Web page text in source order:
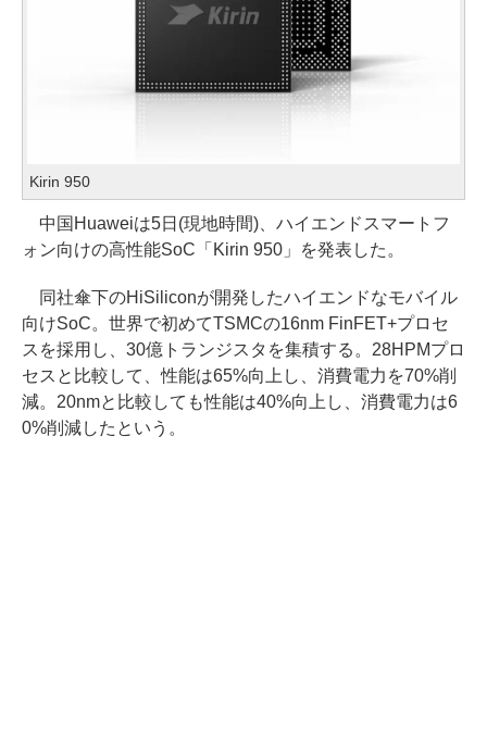
Kirin 950
中国Huaweiは5日(現地時間)、ハイエンドスマートフ
ォン向けの高性能SoC「Kirin 950」を発表した。
同社傘下のHiSiliconが開発したハイエンドなモバイル
向けSoC。世界で初めてTSMCの16nm FinFET+プロセ
スを採用し、30億トランジスタを集積する。28HPMプロ
セスと比較して、性能は65%向上し、消費電力を70%削
減。20nmと比較しても性能は40%向上し、消費電力は6
0%削減したという。